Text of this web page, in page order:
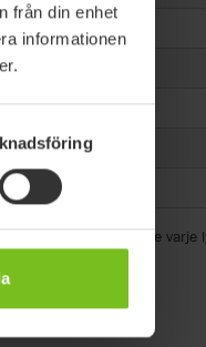
från din enhet
informationen
25-50
90-165
160-240
helst före varje